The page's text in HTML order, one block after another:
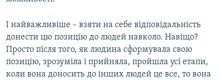
І найважливіше – взяти на себе відповідальність
донести цю позицію до людей навколо. Навіщо?
Просто після того, як людина сформувала свою
позицію, зрозуміла і прийняла, пройшла усі етапи,
коли вона доносить до інших людей це все, то вона